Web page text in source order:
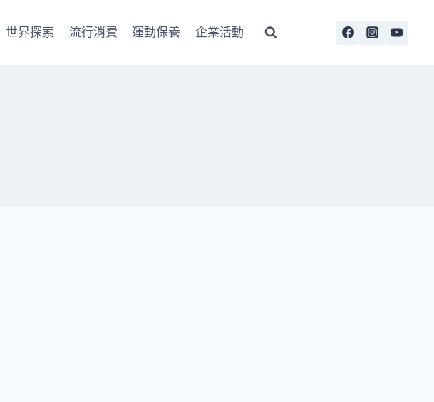
世界探索 流行消費 運動保養 企業活動